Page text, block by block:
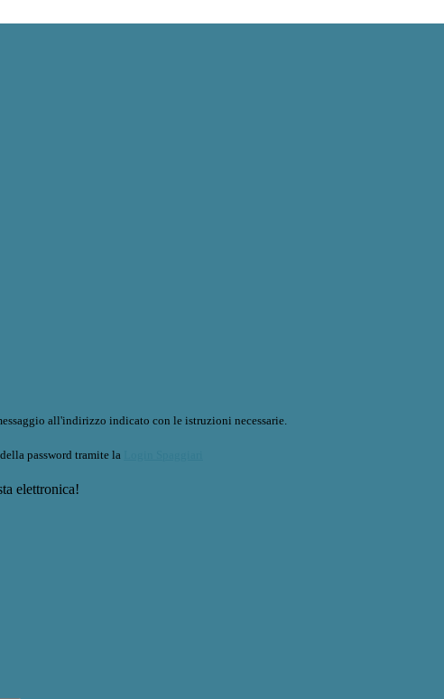
all'indirizzo indicato con le istruzioni necessarie.
password tramite la
elettronica!